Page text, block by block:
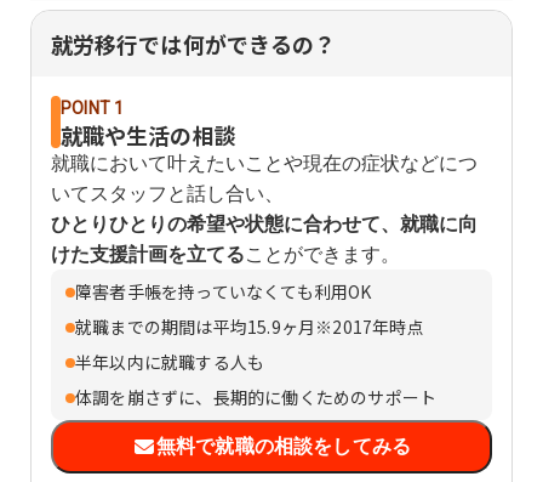
就労移行では何ができるの？
POINT 1
就職や生活の相談
就職において叶えたいことや現在の症状などにつ
いてスタッフと話し合い、
ひとりひとりの希望や状態に合わせて、就職に向
けた支援計画を立てることができます。
障害者手帳を持っていなくても利用OK
就職までの期間は平均15.9ヶ月※2017年時点
半年以内に就職する人も
体調を崩さずに、長期的に働くためのサポート
無料で就職の相談をしてみる